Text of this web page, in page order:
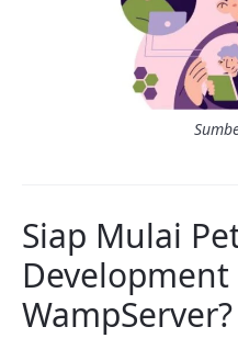
Siap Mulai
WampServer?